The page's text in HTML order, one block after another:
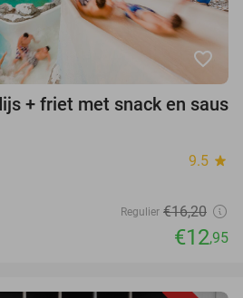
favorite_border
+ friet met snack en saus
9.5 star
Regulier €16,20
€12,95